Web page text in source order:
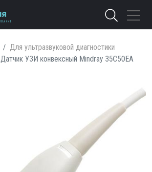
Для ультразвуковой диагностики
Датчик УЗИ конвексный Mindray 35C50EA